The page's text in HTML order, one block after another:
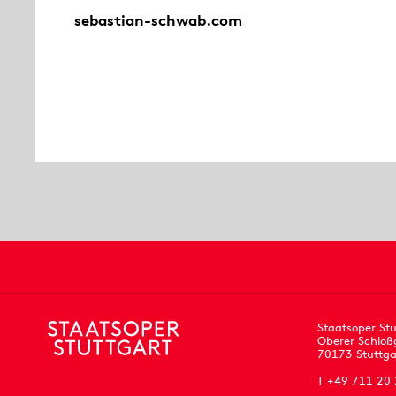
sebastian-schwab.com
Staatsoper
Oberer
70173
T +49 711 20